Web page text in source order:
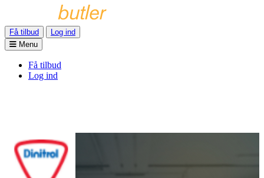
Få tilbud
Log ind
Menu
Få tilbud
Log ind